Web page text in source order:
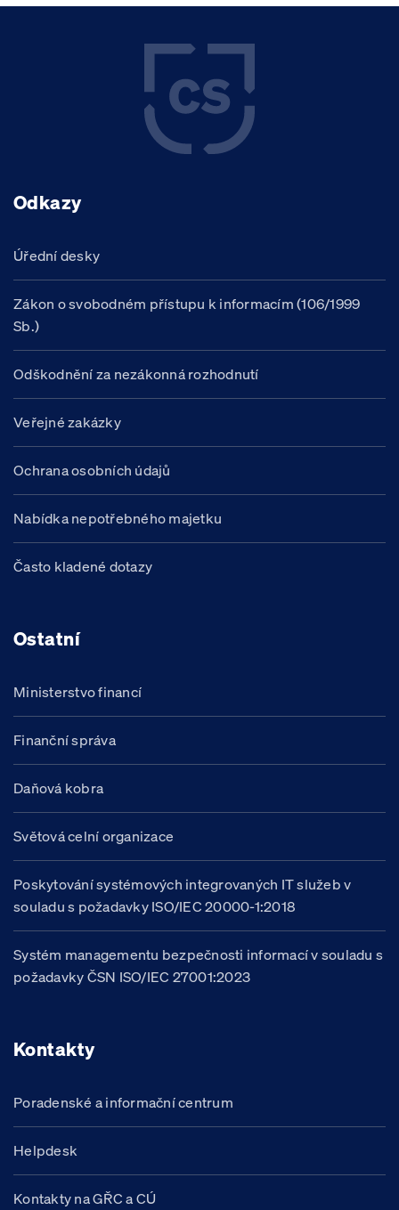
Odkazy
Úřední desky
Zákon o svobodném přístupu k informacím (106/1999
Sb.)
Odškodnění za nezákonná rozhodnutí
Veřejné zakázky
Ochrana osobních údajů
Nabídka nepotřebného majetku
Často kladené dotazy
Ostatní
Ministerstvo financí
Finanční správa
Daňová kobra
Světová celní organizace
Poskytování systémových integrovaných IT služeb v
souladu s požadavky ISO/IEC 20000-1:2018
Systém managementu bezpečnosti informací v souladu s
požadavky ČSN ISO/IEC 27001:2023
Kontakty
Poradenské a informační centrum
Helpdesk
Kontakty na GŘC a CÚ